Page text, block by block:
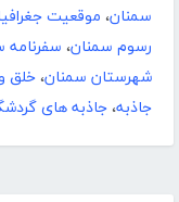
سمنان، موقعیت
رسوم سمنان، سفرنامه
شهرستان سمنان، خلق
جاذبه، جاذبه های